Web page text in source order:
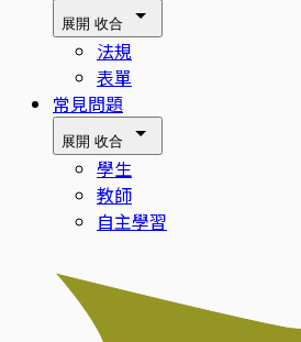
展開 收合
法規
表單
常見問題
展開 收合
學生
教師
自主學習